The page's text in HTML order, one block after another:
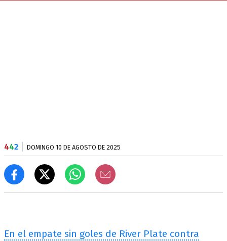
442 DOMINGO 10 DE AGOSTO DE 2025
En el empate sin goles de River Plate contra